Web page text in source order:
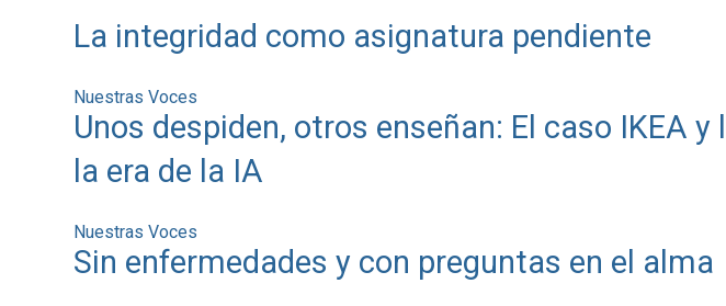
La integridad como asignatura pendiente
Nuestras Voces
Unos despiden, otros enseñan: El caso IKEA
la era de la IA
Nuestras Voces
Sin enfermedades y con preguntas en el alma